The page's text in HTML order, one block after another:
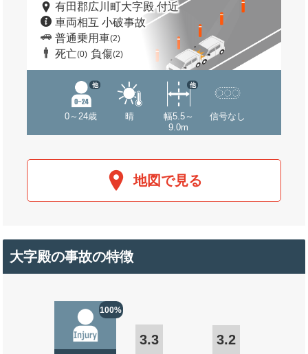
有田郡広川町大字殿 付近
車両相互 小破事故
普通乗用車(2)
死亡(0) 負傷(2)
0～24歳
他
晴
幅5.5～
9.0m
他
信号なし
地図で見る
大字殿の事故の特徴
100%
3.3 3.2